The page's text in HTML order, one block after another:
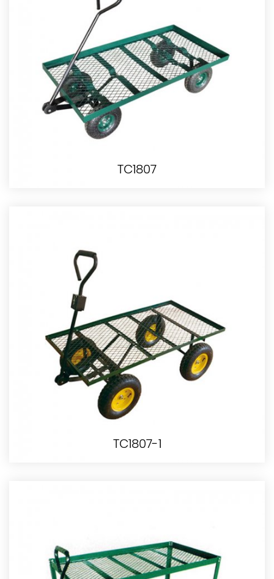
TC1807
TC1807-1